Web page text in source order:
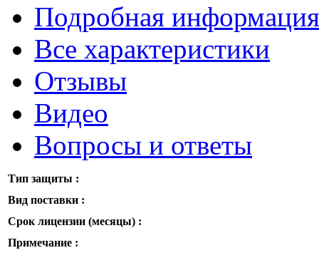
Подробная информация
Все характеристики
Отзывы
Видео
Вопросы и ответы
Тип защиты :
Вид поставки :
Срок лицензии (месяцы) :
Примечание :